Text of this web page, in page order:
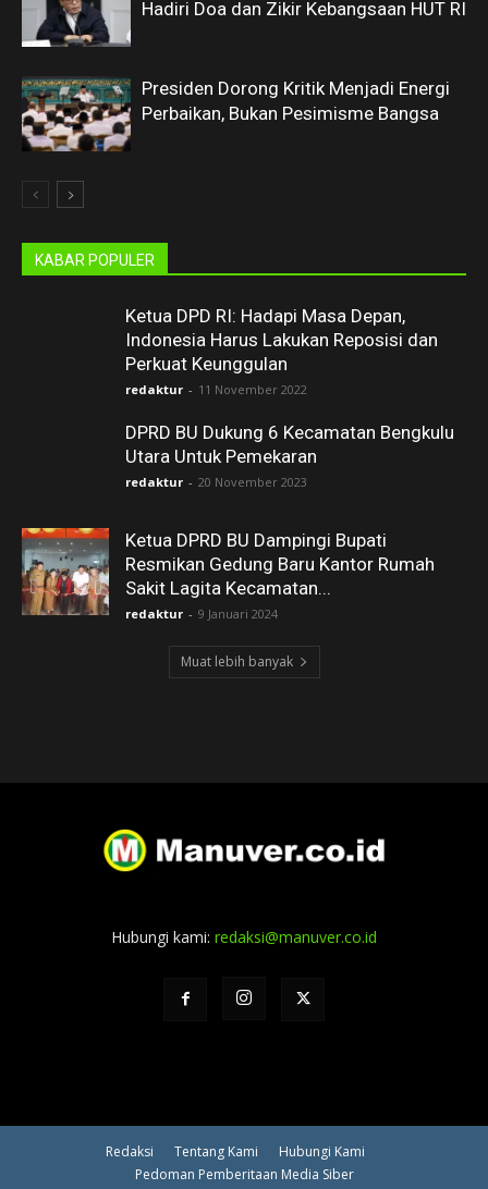
Hadiri Doa dan Zikir Kebangsaan HUT RI
Presiden Dorong Kritik Menjadi Energi
Perbaikan, Bukan Pesimisme Bangsa
KABAR POPULER
Ketua DPD RI: Hadapi Masa Depan,
Indonesia Harus Lakukan Reposisi dan
Perkuat Keunggulan
redaktur - 11 November 2022
DPRD BU Dukung 6 Kecamatan Bengkulu
Utara Untuk Pemekaran
redaktur - 20 November 2023
Ketua DPRD BU Dampingi Bupati
Resmikan Gedung Baru Kantor Rumah
Sakit Lagita Kecamatan...
redaktur - 9 Januari 2024
Muat lebih banyak
Hubungi kami: redaksi@manuver.co.id
Redaksi Tentang Kami
Hubungi Kami
Pedoman Pemberitaan Media Siber